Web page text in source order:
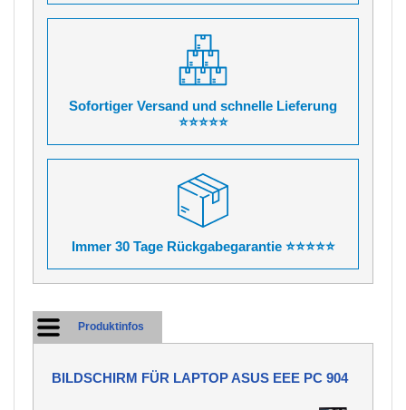
Sofortiger Versand und schnelle Lieferung
⭐⭐⭐⭐⭐
Immer 30 Tage Rückgabegarantie ⭐⭐⭐⭐⭐
Produktinfos
BILDSCHIRM FÜR LAPTOP ASUS EEE PC 904